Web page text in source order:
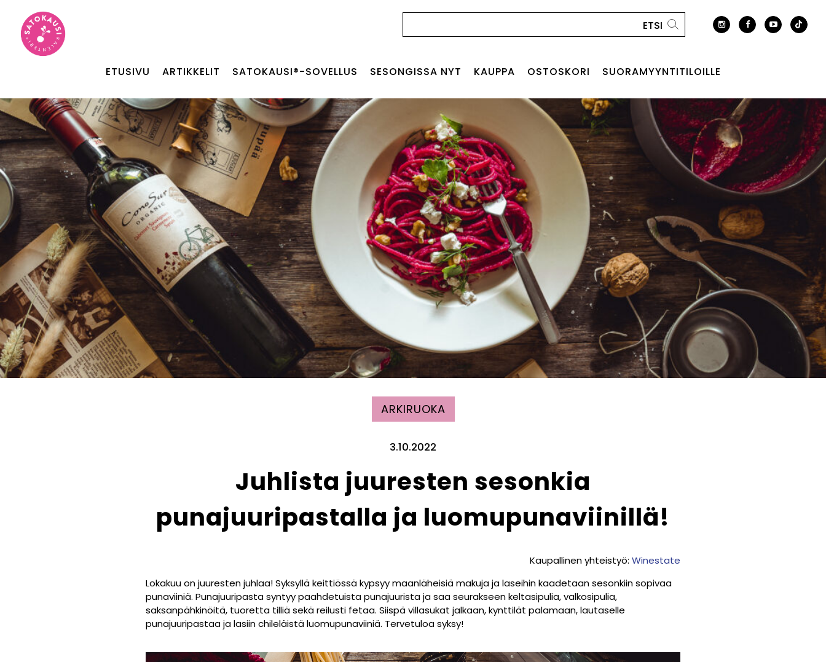
ETUSIVU ARTIKKELIT SATOKAUSI®-SOVELLUS SESONGISSA NYT KAUPPA OSTOSKORI SUORAMYYNTITILOILLE
ARKIRUOKA
3.10.2022
Juhlista juuresten sesonkia
punajuuripastalla ja luomupunaviinillä!
Kaupallinen yhteistyö: Winestate
Lokakuu on juuresten juhlaa! Syksyllä keittiössä kypsyy maanläheisiä makuja ja laseihin kaadetaan sesonkiin sopivaa
punaviiniä. Punajuuripasta syntyy paahdetuista punajuurista ja saa seurakseen keltasipulia, valkosipulia,
saksanpähkinöitä, tuoretta tilliä sekä reilusti fetaa. Siispä villasukat jalkaan, kynttilät palamaan, lautaselle
punajuuripastaa ja lasiin chileläistä luomupunaviiniä. Tervetuloa syksy!